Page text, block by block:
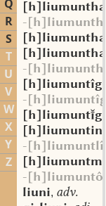
Q
R
S
T
U
V
W
X
Y
Z
-
-
[h]liumuntîg
-[h]liumuntîg
[h]liumuntgî
[h]liumunting
-[h]liumuntlîh
-[h]liumuntôn
liuni, adv.